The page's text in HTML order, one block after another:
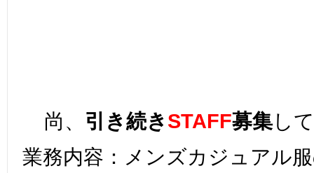
尚、 引き続きSTAFF募集し
業務内容：メンズカジュアル